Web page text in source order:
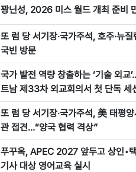
꽝닌성, 2026 미스 월드 개최 준비
또 럼 당 서기장‧국가주석, 호주·뉴질
국빈 방문
국가 발전 역량 창출하는 ‘기술 외교
트남 제33차 외교회의서 첫 단독 세
또 럼 당 서기장‧국가주석, 美 태평양
관 접견…“양국 협력 격상”
푸꾸옥, APEC 2027 앞두고 상인•
기사 대상 영어교육 실시